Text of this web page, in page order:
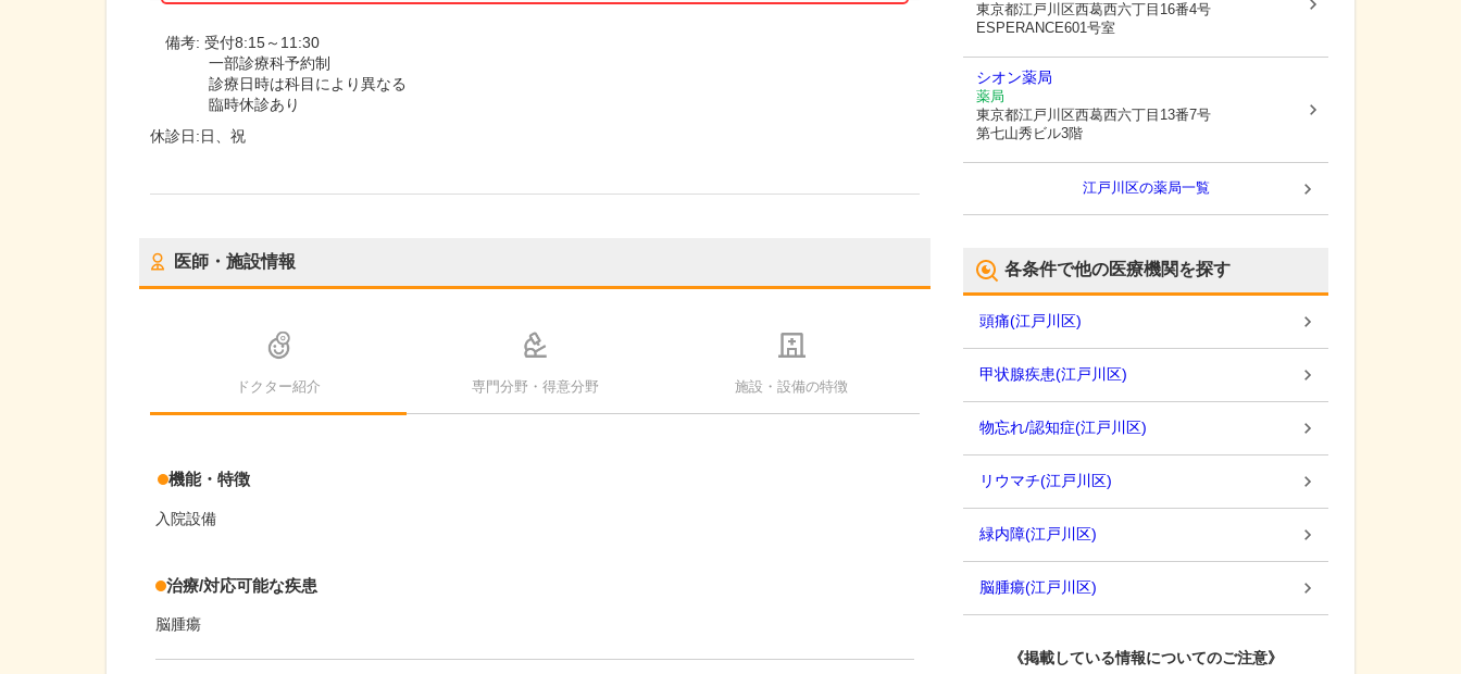
備考:受付8:15～11:30
一部診療科予約制
診療日時は科目により異なる
臨時休診あり
休診日:日、祝
医師・施設情報
ドクター紹介 専門分野・得意分野 施設・設備の特徴
機能・特徴
入院設備
治療/対応可能な疾患
脳腫瘍
東京都江戸川区西葛西六丁目16番4号
ESPERANCE601号室
シオン薬局
薬局
東京都江戸川区西葛西六丁目13番7号
第七山秀ビル3階
江戸川区の薬局一覧
各条件で他の医療機関を探す
頭痛(江戸川区)
甲状腺疾患(江戸川区)
物忘れ/認知症(江戸川区)
リウマチ(江戸川区)
緑内障(江戸川区)
脳腫瘍(江戸川区)
《掲載している情報についてのご注意》